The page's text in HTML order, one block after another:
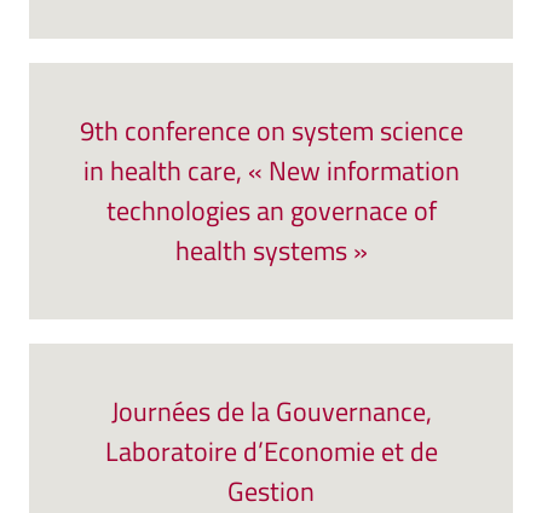
9th conference on system science
in health care, « New information
technologies an governace of
health systems »
Journées de la Gouvernance,
Laboratoire d’Economie et de
Gestion